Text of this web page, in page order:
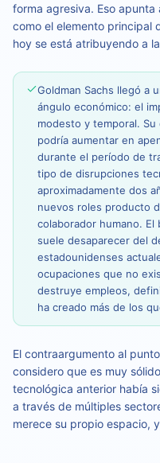
forma agresiva. Eso
como el elemento principal
hoy se está atribuyendo a
Goldman Sachs llegó a
ángulo económico: el
modesto y temporal.
podría aumentar en
durante el período de
tipo de disrupciones
aproximadamente dos
nuevos roles producto
colaborador humano. El
suele desaparecer del
estadounidenses
ocupaciones que no
destruye empleos,
ha creado más de los
El contraargumento al
considero que es muy
tecnológica anterior había
a través de múltiples
merece su propio espacio,